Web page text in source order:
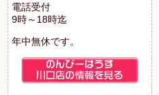
電話受付
9時～18時迄
年中無休です。